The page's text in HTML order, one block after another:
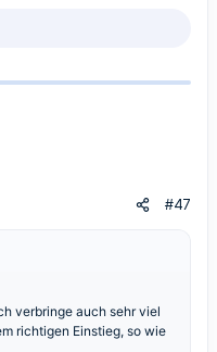
#47
verbringe auch sehr viel
richtigen Einstieg, so wie